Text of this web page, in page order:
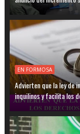
EN FORMOSA
Advierten que la ley de
inquilinos y facilita los